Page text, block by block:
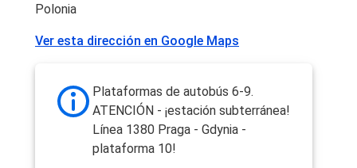
Polonia
Ver esta dirección en Google Maps
Plataformas de autobús 6-9.
ATENCIÓN - ¡estación subterránea!
Línea 1380 Praga - Gdynia -
plataforma 10!